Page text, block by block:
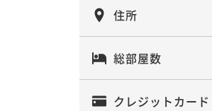
住所
総部屋数
クレジットカード